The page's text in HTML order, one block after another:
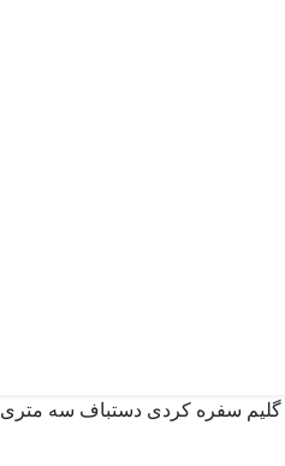
گلیم سفره کردی دستباف سه متری 261413